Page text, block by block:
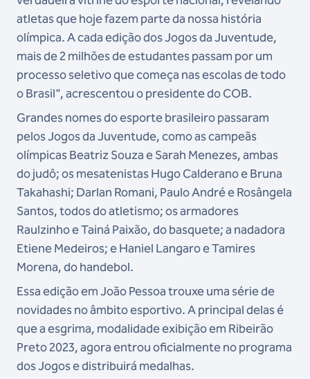
atletas que hoje fazem parte da nossa história
olímpica. A cada edição dos Jogos da Juventude,
mais de 2 milhões de estudantes passam por um
processo seletivo que começa nas escolas de todo
o Brasil", acrescentou o presidente do COB.
Grandes nomes do esporte brasileiro passaram
pelos Jogos da Juventude, como as campeãs
olímpicas Beatriz Souza e Sarah Menezes, ambas
do judô; os mesatenistas Hugo Calderano e Bruna
Takahashi; Darlan Romani, Paulo André e Rosângela
Santos, todos do atletismo; os armadores
Raulzinho e Tainá Paixão, do basquete; a nadadora
Etiene Medeiros; e Haniel Langaro e Tamires
Morena, do handebol.
Essa edição em João Pessoa trouxe uma série de
novidades no âmbito esportivo. A principal delas é
que a esgrima, modalidade exibição em Ribeirão
Preto 2023, agora entrou oficialmente no programa
dos Jogos e distribuirá medalhas.